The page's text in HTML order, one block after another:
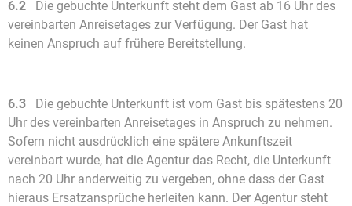
6.2 Die gebuchte Unterkunft steht dem Gast ab 16 Uhr des
vereinbarten Anreisetages zur Verfügung. Der Gast hat
keinen Anspruch auf frühere Bereitstellung.
6.3 Die gebuchte Unterkunft ist vom Gast bis spätestens 20
Uhr des vereinbarten Anreisetages in Anspruch zu nehmen.
Sofern nicht ausdrücklich eine spätere Ankunftszeit
vereinbart wurde, hat die Agentur das Recht, die Unterkunft
nach 20 Uhr anderweitig zu vergeben, ohne dass der Gast
hieraus Ersatzansprüche herleiten kann. Der Agentur steht